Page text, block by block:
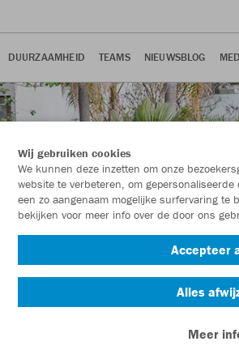
DUURZAAMHEID TEAMS NIEUWSBLOG
Wij gebruiken cookies
We kunnen deze inzetten om onze
website te verbeteren, om
een zo aangenaam mogelijke surfervaring te
bekijken voor meer info over de door ons
Accepteer
Alles
Meer